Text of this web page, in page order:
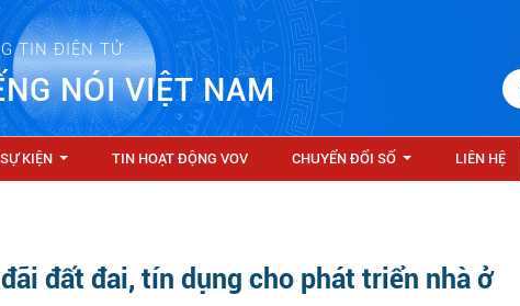
TIN ĐIỆN TỬ
NÓI VIỆT NAM
KIỆN TIN HOẠT ĐỘNG VOV CHUYỂN ĐỔI SỐ LIÊN HỆ
đất đai, tín dụng cho phát triển nhà ở